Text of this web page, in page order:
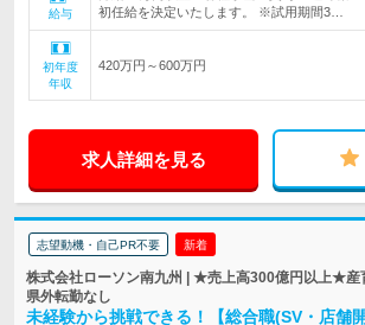
給与
初任給を決定いたします。 ※試用期間3…
初年度
年収
420万円～600万円
求人詳細を見る
志望動機・自己PR不要 新着
株式会社ローソン南九州 | ★売上高300億円以上★
県外転勤なし
未経験から挑戦できる！【総合職(SV・店舗